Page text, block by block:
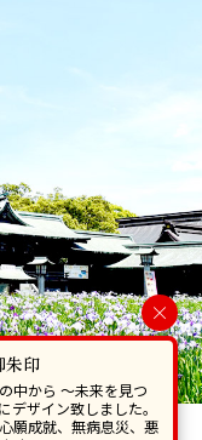
転写･複製することを
×
朱印
中から 〜未来を見つ
デザイン致しました。
願成就、無病息災、悪